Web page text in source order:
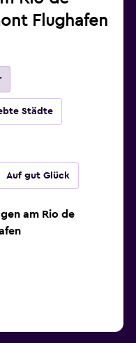
Flughafen
Städte
Auf gut Glück
am Rio de